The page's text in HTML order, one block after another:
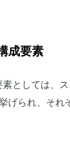
成要素
としては、
げられ、それ